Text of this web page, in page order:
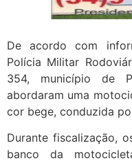
De acordo com
Polícia Militar
354, município de
abordaram uma
cor bege, conduzida
Durante fiscalização,
banco da